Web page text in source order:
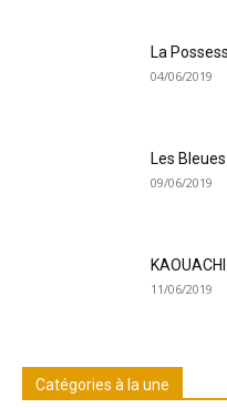
La
04/06/2019
Les
09/06/2019
11/06/2019
Catégories à la une